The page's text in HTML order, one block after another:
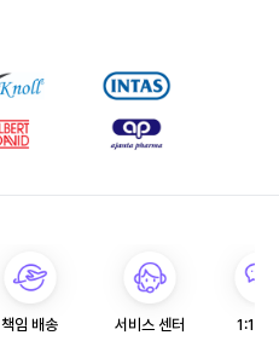
책임 배송 서비스 센터 1:1 문